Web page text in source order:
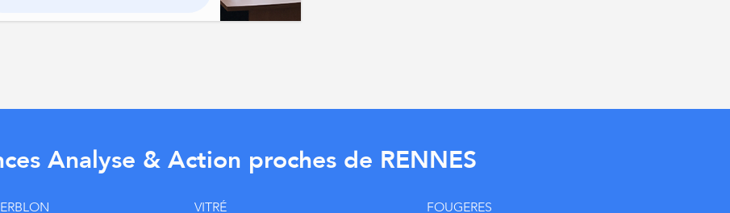
Analyse & Action proches de RENNES
VITRÉ FOUGERES